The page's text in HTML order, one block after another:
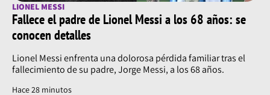
LIONEL MESSI
Fallece el padre de Lionel Messi a los 68 años: se
conocen detalles
Lionel Messi enfrenta una dolorosa pérdida familiar tras el
fallecimiento de su padre, Jorge Messi, a los 68 años.
Hace 28 minutos